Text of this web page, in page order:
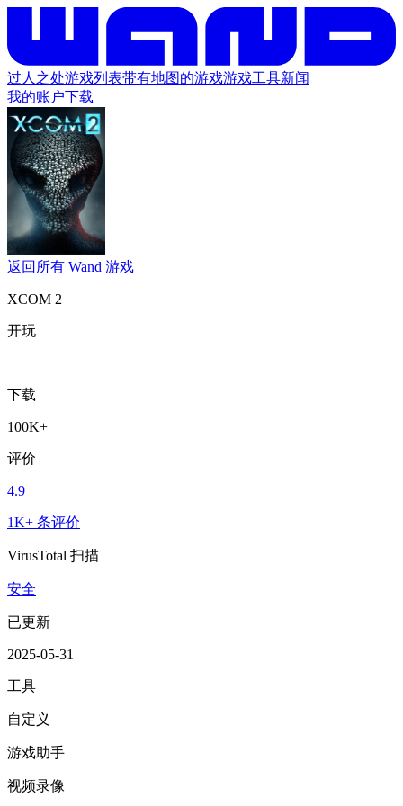
过人之处游戏列表带有地图的游戏游戏工具新闻
我的账户下载
返回所有 Wand 游戏
XCOM 2
开玩
下载
100K+
评价
4.9
1K+ 条评价
VirusTotal 扫描
安全
已更新
2025-05-31
工具
自定义
游戏助手
视频录像